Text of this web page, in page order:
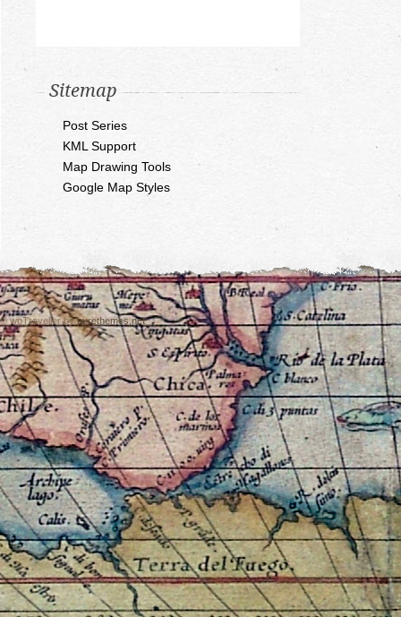
Sitemap
Post Series
KML Support
Map Drawing Tools
Google Map Styles
© wpTraveller bypurethemes.net